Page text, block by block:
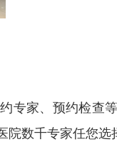
专家、预约检查
院数千专家任您